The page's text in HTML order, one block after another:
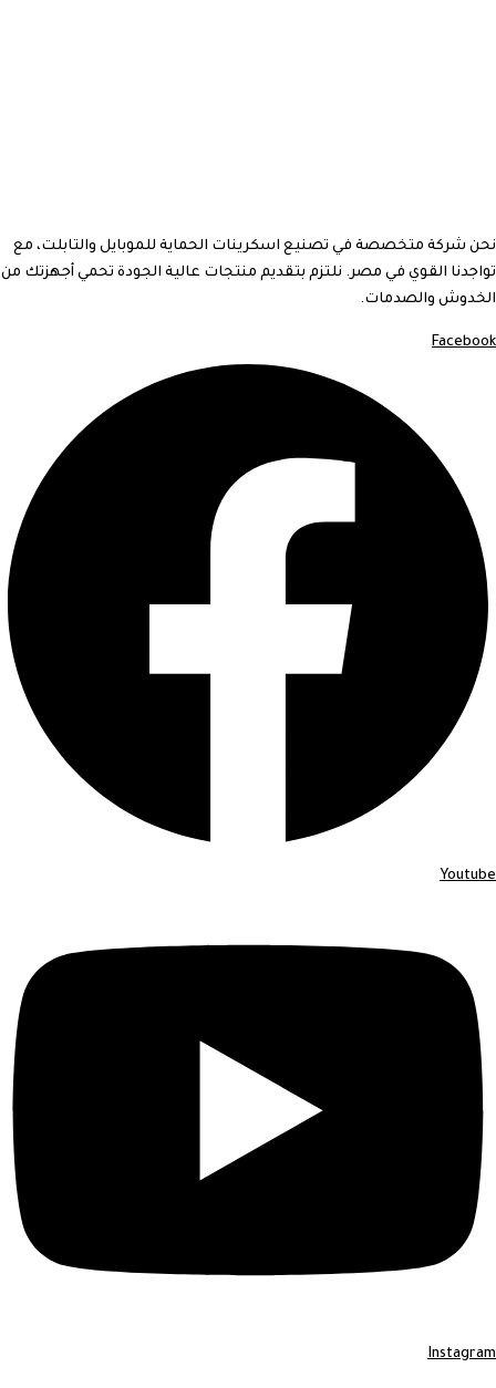
نحن شركة متخصصة في تصنيع اسكرينات الحماية للموبايل والتابلت، مع
تواجدنا القوي في مصر. نلتزم بتقديم منتجات عالية الجودة تحمي أجهزتك من
الخدوش والصدمات.
Facebook
Youtube
Instagram